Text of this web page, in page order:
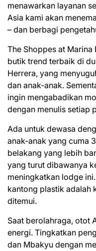
menawarkan layanan
Asia kami akan
– dan berbagi
The Shoppes at Marina
butik trend terbaik di
Herrera, yang
dan anak-anak.
ingin mengabadikan
dengan menulis setiap
Ada untuk dewasa
anak-anak yang cuma
belakang yang lebih
yang turut dibawanya
meningkatkan lodge
kantong plastik adalah
ditemui.
Saat berolahraga, otot
energi. Tingkatkan
dan Mbakyu dengan